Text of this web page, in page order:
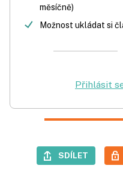
měsíčně)
Možnost ukládat si
Přihlásit
SDÍLET